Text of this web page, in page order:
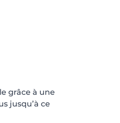
grâce à une
jusqu’à ce